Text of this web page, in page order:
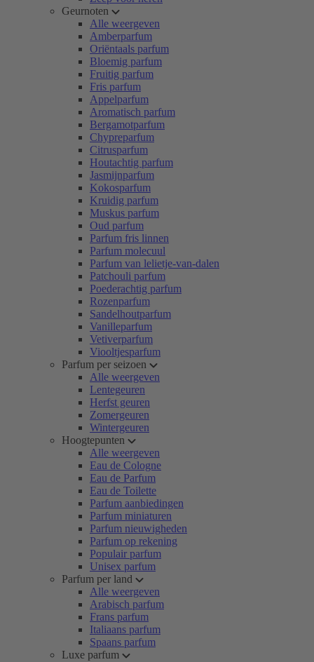
Geurnoten
Alle weergeven
Amberparfum
Oriëntaals parfum
Bloemig parfum
Fruitig parfum
Fris parfum
Appelparfum
Aromatisch parfum
Bergamotparfum
Chypreparfum
Citrusparfum
Houtachtig parfum
Jasmijnparfum
Kokosparfum
Kruidig parfum
Muskus parfum
Oud parfum
Parfum fris linnen
Parfum molecuul
Parfum van lelietje-van-dalen
Patchouli parfum
Poederachtig parfum
Rozenparfum
Sandelhoutparfum
Vanilleparfum
Vetiverparfum
Viooltjesparfum
Parfum per seizoen
Alle weergeven
Lentegeuren
Herfst geuren
Zomergeuren
Wintergeuren
Hoogtepunten
Alle weergeven
Eau de Cologne
Eau de Parfum
Eau de Toilette
Parfum aanbiedingen
Parfum miniaturen
Parfum nieuwigheden
Parfum op rekening
Populair parfum
Unisex parfum
Parfum per land
Alle weergeven
Arabisch parfum
Frans parfum
Italiaans parfum
Spaans parfum
Luxe parfum